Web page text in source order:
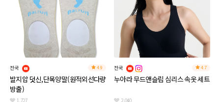
전국 4.9
발지압 덧신,단목양말(원적외선다량
방출)
1,727
전국 4.7
누아라 무드앤슬립 심리스 속옷 세트
2,040